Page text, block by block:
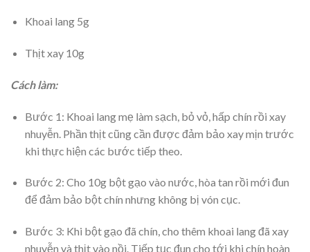
Khoai lang 5g
Thịt xay 10g
Cách làm:
Bước 1: Khoai lang mẹ làm sạch, bỏ vỏ, hấp chín rồi xay
nhuyễn. Phần thịt cũng cần được đảm bảo xay mịn trước
khi thực hiện các bước tiếp theo.
Bước 2: Cho 10g bột gạo vào nước, hòa tan rồi mới đun
để đảm bảo bột chín nhưng không bị vón cục.
Bước 3: Khi bột gạo đã chín, cho thêm khoai lang đã xay
nhuyễn và thịt vào nồi. Tiếp tục đun cho tới khi chín hoàn